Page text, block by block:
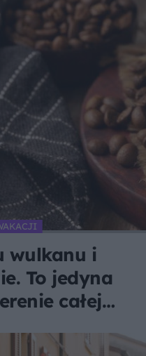
wulkanu i
To jedyna
całej